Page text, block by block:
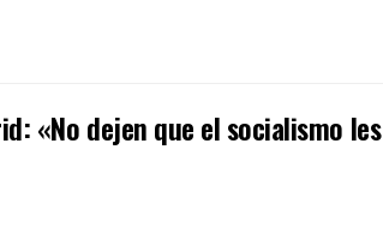
«No dejen que el socialismo les